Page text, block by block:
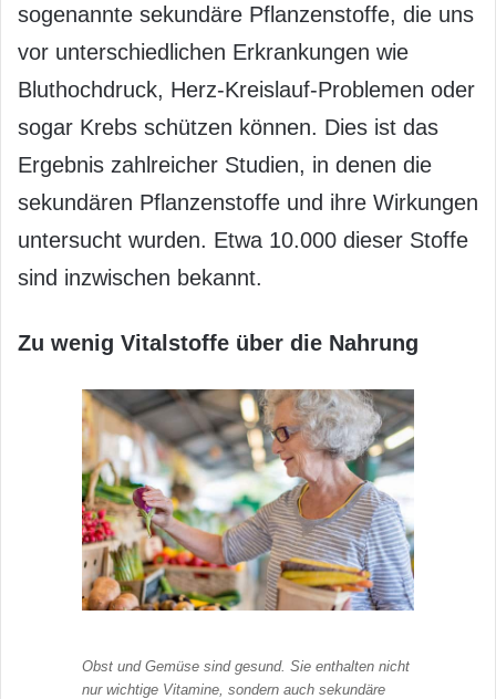
sogenannte sekundäre Pflanzenstoffe, die uns
vor unterschiedlichen Erkrankungen wie
Bluthochdruck, Herz-Kreislauf-Problemen oder
sogar Krebs schützen können. Dies ist das
Ergebnis zahlreicher Studien, in denen die
sekundären Pflanzenstoffe und ihre Wirkungen
untersucht wurden. Etwa 10.000 dieser Stoffe
sind inzwischen bekannt.
Zu wenig Vitalstoffe über die Nahrung
Obst und Gemüse sind gesund. Sie enthalten nicht
nur wichtige Vitamine, sondern auch sekundäre